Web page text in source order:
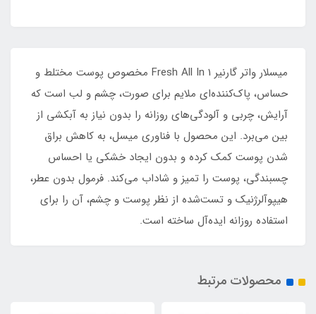
میسلار واتر گارنیر Fresh All In 1 مخصوص پوست مختلط و
حساس، پاک‌کننده‌ای ملایم برای صورت، چشم و لب است که
آرایش، چربی و آلودگی‌های روزانه را بدون نیاز به آبکشی از
بین می‌برد. این محصول با فناوری میسل، به کاهش براق
شدن پوست کمک کرده و بدون ایجاد خشکی یا احساس
چسبندگی، پوست را تمیز و شاداب می‌کند. فرمول بدون عطر،
هیپوآلرژنیک و تست‌شده از نظر پوست و چشم، آن را برای
استفاده روزانه ایده‌آل ساخته است.
محصولات مرتبط